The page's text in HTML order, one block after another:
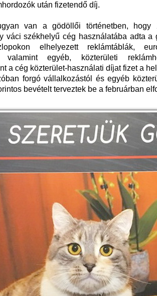
után fizetendő díj.
van a gödöllői történetben,
váci székhelyű cég használatába adta
elhelyezett reklámtáblák,
valamint egyéb, közterületi
a cég közterület-használati díjat fizet a
forgó vállalkozástól és egyéb
bevételt terveztek be a februárban